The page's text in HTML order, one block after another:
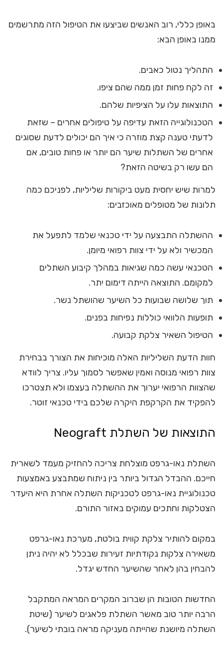
באופן כללי, רוב האנשים שביצעו את הטיפול הזה מתרשמים
ממנו באופן הבא:
התהליך נטול כאבים.
זה לקח פחות זמן ממה שהם ציפו.
התוצאות עלו על הציפיות שלהם.
הטכנולוגייה הזאת עדיפה על טיפולים אחרים – שזאת
לדעתי טענה קצת מוזרה כי איך הם יכולים לדעת שסוגים
אחרים של השתלות שיער הם יותר או פחות טובים, אם
הם עשו רק בשיטה הזאת?
למרות שיש יחסית מעט ביקורות שליליות, לפניכם כמה
תלונות של מטופלים מאוכזבים:
ההשתלה התבצעה על ידי טכנאי שלמד לתפעל את
המכשיר ולא על ידי צוות רפואי מיומן.
הטכנאי עשה כמה שגיאות במהלך קיבוע השתלים
למקומם. התוצאה הייתה דימום יתר.
תוך שלושה שבועות כל השיער שהושתל נשר.
תופעות הלוואי כוללות נפיחות בפנים.
הטיפול השאיר צלקת קבועה.
חוות הדעת השליליות האלה מוכיחות את הצורך בבחירת
צוות רפואי מנוסה ואמין שאפשר לסמוך עליו. צריך לוודא
שהצוות הרפואי יערוך את ההשתלה בעצמו ולא תצטרכו
להפקיד את הקרקפת היקרה שלכם בידי טכנאי זוטר.
התוצאות של השתלת Neograft
השתלת נאו-גרפט מוצלחת צריכה להחזיק מעמד לשארית
חייכם. ההבדל הגדול ביותר בין ניתוח שמתבצע באמצעות
טכנולוגיית נאו-גרפט לטכניקות השתלה אחרת היא היעדר
הצטלקות וחתכים עמוקים באזור התורם.
במקום להותיר צלקת קווית בולטת, מערכת נאו-גרפט
משאירה צלקות נקודתיות זעירות שבכלל לא יהיה ניתן
להבחין בהן לאחר שהשיער החדש יגדל.
החדשות הטובות הן שברוב המקרים המראה המתקבל
הרבה יותר טוב מאשר השתלת פלאגים לשיער (שיטת
השתלה מיושנת שהייתה מעניקה מראה בובתי לשיער).